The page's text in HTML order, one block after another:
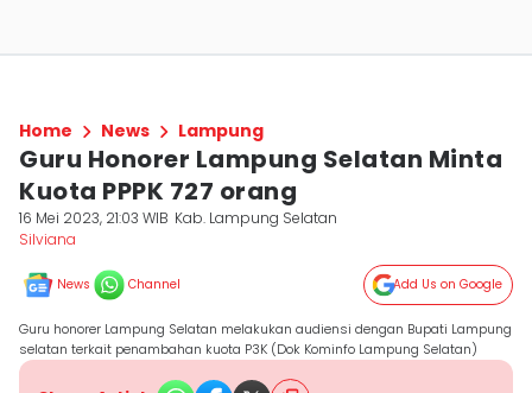
Home News Lampung
Guru Honorer Lampung Selatan Minta
Kuota PPPK 727 orang
16 Mei 2023, 21:03 WIB Kab. Lampung Selatan
Silviana
News Channel Add Us on Google
Guru honorer Lampung Selatan melakukan audiensi dengan Bupati Lampung
selatan terkait penambahan kuota P3K (Dok Kominfo Lampung Selatan)